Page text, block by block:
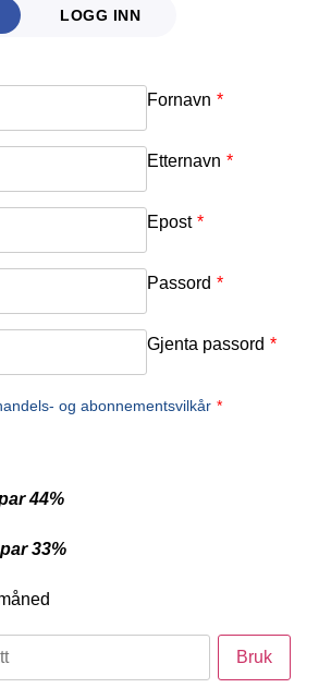
LOGG INN
Fornavn *
Etternavn *
Epost *
Passord *
Gjenta passord *
og abonnementsvilkår *
44%
33%
Email
Password